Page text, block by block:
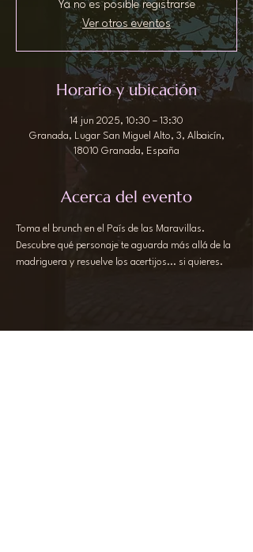
Ya no es posible registrarse
Ver otros eventos
Horario y ubicación
14 jun 2025, 10:30 – 13:30
Granada, Lugar San Miguel Alto, 3, Albaicín,
18010 Granada, España
Acerca del evento
Toma el brunch en el País de las Maravillas.
Descubre qué personaje te aguarda más allá de la
madriguera y resuelve los acertijos... si quieres.